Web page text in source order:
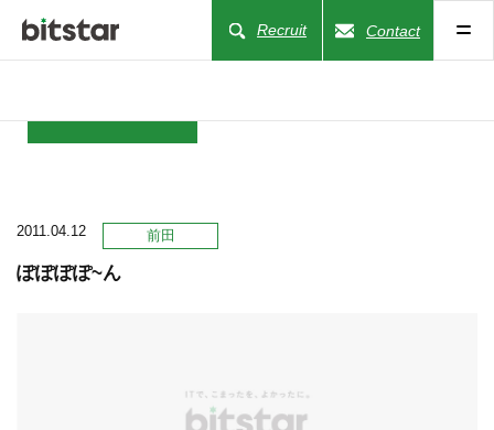
Recruit Contact
COMPANY
2011.04.12 前田
ぽぽぽぽ~ん